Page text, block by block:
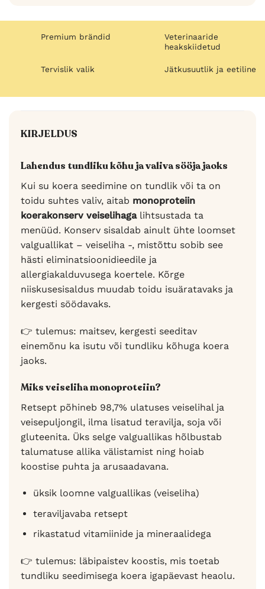
Premium brändid
Veterinaaride
heakskiidetud
Tervislik valik Jätkusuutlik ja eetiline
KIRJELDUS
Lahendus tundliku kõhu ja valiva sööja jaoks
Kui su koera seedimine on tundlik või ta on
toidu suhtes valiv, aitab monoproteiin
koerakonserv veiselihagalihtsustada ta
menüüd. Konserv sisaldab ainult ühte loomset
valguallikat – veiseliha -, mistõttu sobib see
hästi eliminatsioonidieedile ja
allergiakalduvusega koertele. Kõrge
niiskusesisaldus muudab toidu isuäratavaks ja
kergesti söödavaks.
👉 tulemus: maitsev, kergesti seeditav
einemõnu ka isutu või tundliku kõhuga koera
jaoks.
Miks veiseliha monoproteiin?
Retsept põhineb 98,7% ulatuses veiselihal ja
veisepuljongil, ilma lisatud teravilja, soja või
gluteenita. Üks selge valguallikas hõlbustab
talumatuse allika välistamist ning hoiab
koostise puhta ja arusaadavana.
üksik loomne valguallikas (veiseliha)
teraviljavaba retsept
rikastatud vitamiinide ja mineraalidega
👉 tulemus: läbipaistev koostis, mis toetab
tundliku seedimisega koera igapäevast heaolu.